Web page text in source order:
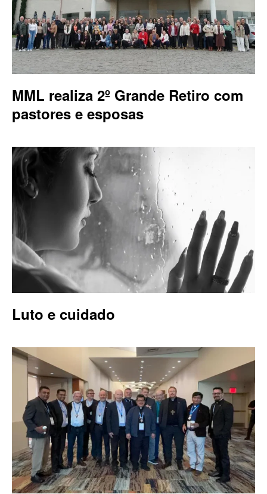
MML realiza 2º Grande Retiro com
pastores e esposas
Luto e cuidado